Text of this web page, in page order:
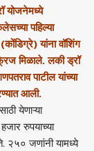
योजनेमध्ये
पहिल्या
यांना वॉशिंग
मिळाले. लकी ड्रॉ
पाटील यांच्या
आली.
येणाऱ्या
रुपयाच्या
२५० जणांनी यामध्ये